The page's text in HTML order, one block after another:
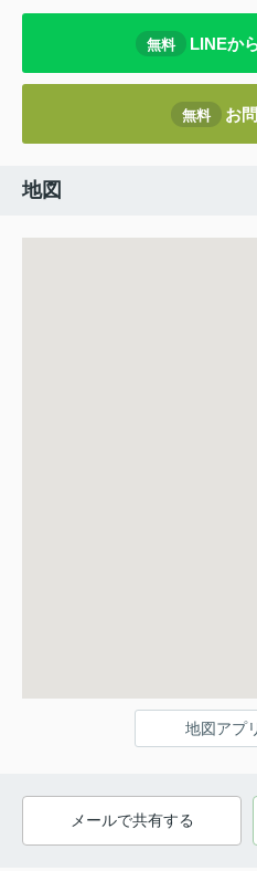
無料 LINEか
無料 お
地図
地図アプ
メールで共有する